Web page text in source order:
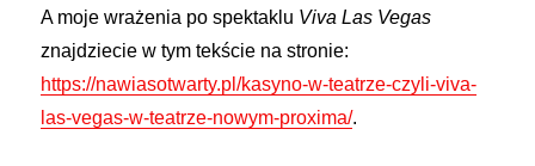
A moje wrażenia po spektaklu Viva Las Vegas
znajdziecie w tym tekście na stronie:
https://nawiasotwarty.pl/kasyno-w-teatrze-czyli-viva-
las-vegas-w-teatrze-nowym-proxima/.